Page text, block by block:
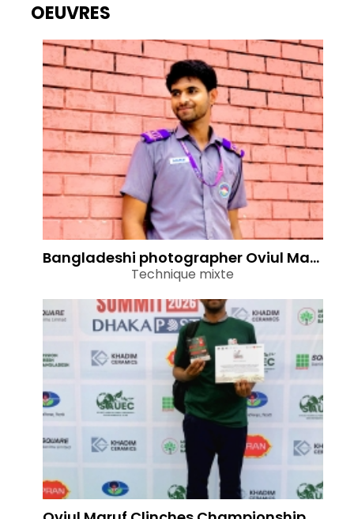
OEUVRES
Bangladeshi photographer Oviul Maruf getting featured in top photography magazines worldwide
Technique mixte